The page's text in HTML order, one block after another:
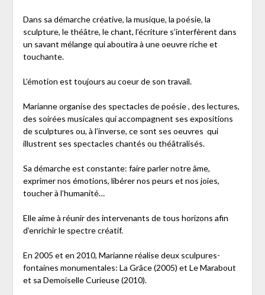
Dans sa démarche créative, la musique, la poésie, la
sculpture, le théâtre, le chant, l’écriture s’interfèrent dans
un savant mélange qui aboutira à une oeuvre riche et
touchante.
L’émotion est toujours au coeur de son travail.
Marianne organise des spectacles de poésie , des lectures,
des soirées musicales qui accompagnent ses expositions
de sculptures ou, à l’inverse, ce sont ses oeuvres qui
illustrent ses spectacles chantés ou théâtralisés.
Sa démarche est constante: faire parler notre âme,
exprimer nos émotions, libérer nos peurs et nos joies,
toucher à l’humanité…
Elle aime à réunir des intervenants de tous horizons afin
d’enrichir le spectre créatif.
En 2005 et en 2010, Marianne réalise deux sculpures-
fontaines monumentales: La Grâce (2005) et Le Marabout
et sa Demoiselle Curieuse (2010).